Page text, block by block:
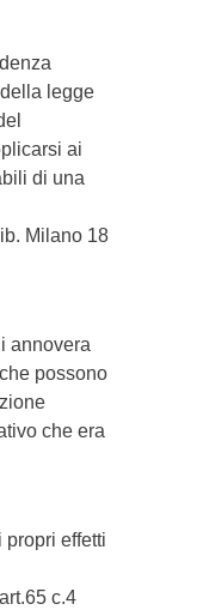
legge
ai
di una
Milano 18
annovera
possono
che era
propri effetti
c.4